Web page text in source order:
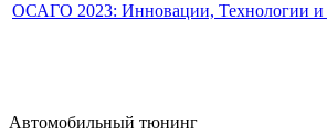
ОСАГО 2023: Инновации, Технологии и
Автомобильный тюнинг